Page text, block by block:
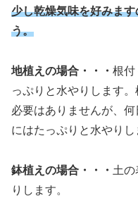
少し乾燥気味を好みま
う。
地植えの場合・・・ 根付
っぷりと水やりします
必要はありませんが、
にはたっぷりと水やりし
鉢植えの場合・・・ 土
りします。